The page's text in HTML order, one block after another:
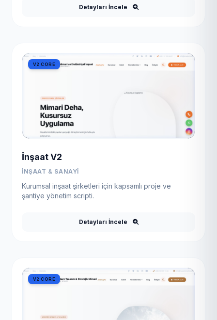
Detayları İncele
V2 CORE
İnşaat V2
İNŞAAT & SANAYI
Kurumsal inşaat şirketleri için kapsamlı proje ve
şantiye yönetim scripti.
Detayları İncele
V2 CORE